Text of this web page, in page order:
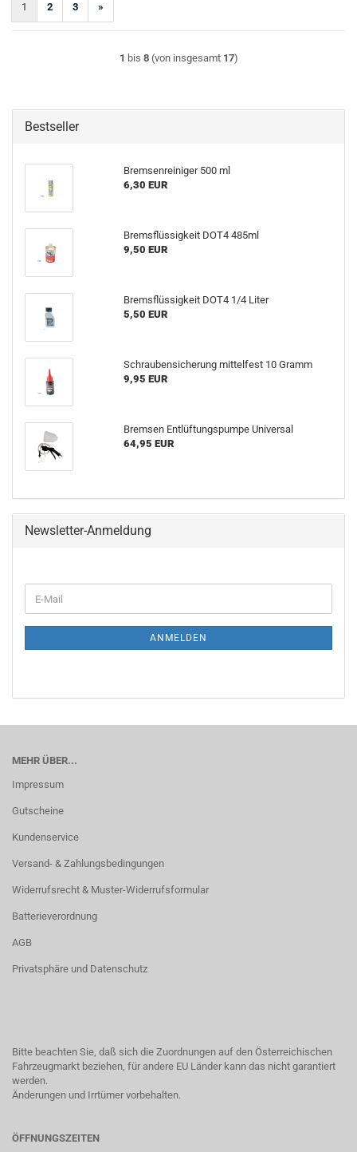
1 2 3 »
1 bis 8(von insgesamt 17)
Bestseller
Bremsenreiniger 500 ml
6,30 EUR
Bremsflüssigkeit DOT4 485ml
9,50 EUR
Bremsflüssigkeit DOT4 1/4 Liter
5,50 EUR
Schraubensicherung mittelfest 10 Gramm
9,95 EUR
Bremsen Entlüftungspumpe Universal
64,95 EUR
Newsletter-Anmeldung
E-
Mail
ANMELDEN
MEHR ÜBER...
Impressum
Gutscheine
Kundenservice
Versand- & Zahlungsbedingungen
Widerrufsrecht & Muster-Widerrufsformular
Batterieverordnung
AGB
Privatsphäre und Datenschutz
Bitte beachten Sie, daß sich die Zuordnungen auf den Österreichischen
Fahrzeugmarkt beziehen, für andere EU Länder kann das nicht garantiert
werden.
Änderungen und Irrtümer vorbehalten.
ÖFFNUNGSZEITEN